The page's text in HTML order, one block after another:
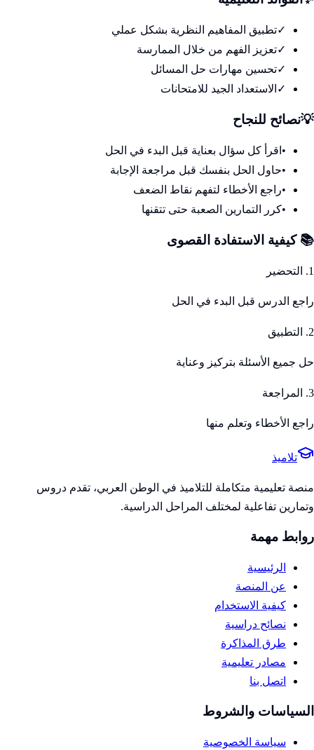
✓تطبيق المفاهيم النظرية بشكل عملي
✓تعزيز الفهم من خلال الممارسة
✓تحسين مهارات حل المسائل
✓ الاستعداد الجيد للامتحانات
💡نصائح للنجاح
• اقرأ كل سؤال بعناية قبل البدء في الحل
•حاول الحل بنفسك قبل مراجعة الإجابة
•راجع الأخطاء لتفهم نقاط الضعف
•كرر التمارين الصعبة حتى تتقنها
📚 كيفية الاستفادة القصوى
1. التحضير
راجع الدرس قبل البدء في الحل
2. التطبيق
حل جميع الأسئلة بتركيز وعناية
3. المراجعة
راجع الأخطاء وتعلم منها
تلاميذ
منصة تعليمية متكاملة للتلاميذ في الوطن العربي، تقدم دروس
وتمارين تفاعلية لمختلف المراحل الدراسية.
روابط مهمة
الرئيسية
عن المنصة
كيفية الاستخدام
نصائح دراسية
طرق المذاكرة
مصادر تعليمية
اتصل بنا
السياسات والشروط
سياسة الخصوصية